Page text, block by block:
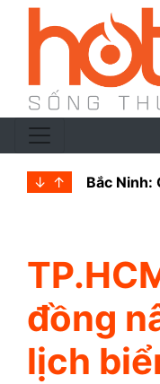
↓ ↑ Thái
đồng
lịch